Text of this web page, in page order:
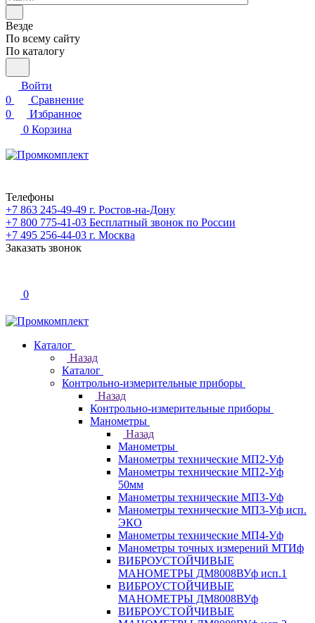
Везде
По всему сайту
По каталогу
Войти
0
Сравнение
0
Избранное
0 Корзина
Телефоны
+7 863 245-49-49 г. Ростов-на-Дону
+7 800 775-41-03 Бесплатный звонок по России
+7 495 256-44-03 г. Москва
Заказать звонок
0
Каталог
Назад
Каталог
Контрольно-измерительные приборы
Назад
Контрольно-измерительные приборы
Манометры
Назад
Манометры
Манометры технические МП2-Уф
Манометры технические МП2-Уф
50мм
Манометры технические МП3-Уф
Манометры технические МП3-Уф исп.
ЭКО
Манометры технические МП4-Уф
Манометры точных измерений МТИф
ВИБРОУСТОЙЧИВЫЕ
МАНОМЕТРЫ ДМ8008ВУф исп.1
ВИБРОУСТОЙЧИВЫЕ
МАНОМЕТРЫ ДМ8008ВУф
ВИБРОУСТОЙЧИВЫЕ